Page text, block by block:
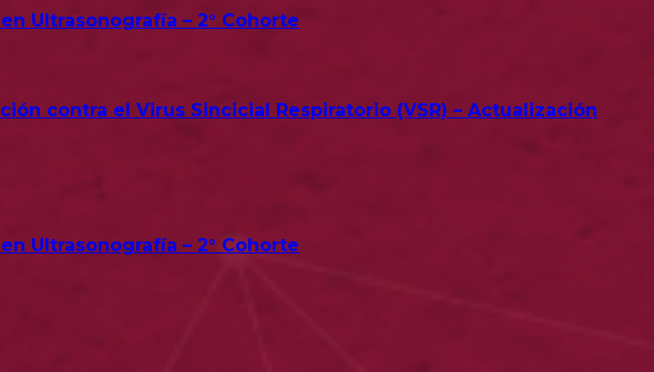
Ultrasonografía – 2° Cohorte
contra el Virus Sincicial Respiratorio (VSR) – Actualización
Ultrasonografía – 2° Cohorte